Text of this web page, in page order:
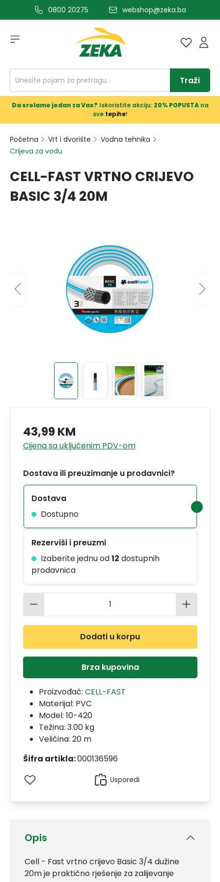
glavni sadržaj0800 20275 webshop@zeka.ba
Traži
Da srolamo jedan za Vas? Iskoristite akciju: 20% POPUSTAna
sve tepihe!
Početna Vrt i dvorište
Vodna tehnika
Crijeva za vodu
CELL-FAST VRTNO CRIJEVO
BASIC 3/4 20M
Opis
Cell - Fast vrtno crijevo Basic 3/4 dužine
20m je praktično rješenje za zalijevanje
43,99 KM
Cijena sa uključenim PDV-om
Dostava ili preuzimanje u prodavnici?
Dostava
Dostupno
Rezerviši i preuzmi
Izaberite jednu od12 dostupnih
prodavnica
Količina proizvoda: Unesite
Dodati u korpu
Brza kupovina
Proizvođač: CELL-FAST
Materijal: PVC
Model: 10-420
Težina: 3.00 kg
Veličina: 20 m
Šifra artikla:000136596
Usporedi